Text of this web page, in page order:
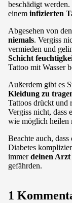
beschädigt
einem infizierten
Abgesehen von
niemals. Vergiss
vermieden und
Schicht
Tattoo mit Wasser
Außerdem gibt es
Kleidung zu
Tattoos drückt und
Vergiss nicht, dass
wie möglich heilen
Beachte auch,
Diabetes
immerdeinen
gefährden.
1